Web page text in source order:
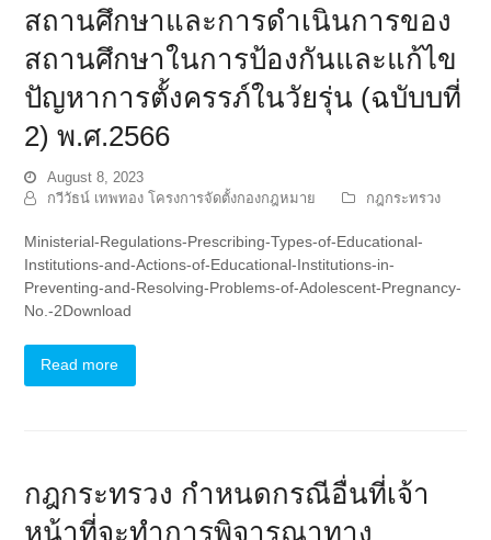
สถานศึกษาและการดำเนินการของ
สถานศึกษาในการป้องกันและแก้ไข
ปัญหาการตั้งครรภ์ในวัยรุ่น (ฉบับบที่
2) พ.ศ.2566
August 8, 2023
กวีวัธน์ เทพทอง โครงการจัดตั้งกองกฎหมาย
กฎกระทรวง
Ministerial-Regulations-Prescribing-Types-of-Educational-
Institutions-and-Actions-of-Educational-Institutions-in-
Preventing-and-Resolving-Problems-of-Adolescent-Pregnancy-
No.-2Download
Read more
กฎกระทรวง กำหนดกรณีอื่นที่เจ้า
หน้าที่จะทำการพิจารณาทาง